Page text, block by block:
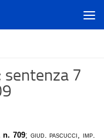
sentenza 7
n. 709; giud. pascucci, imp.